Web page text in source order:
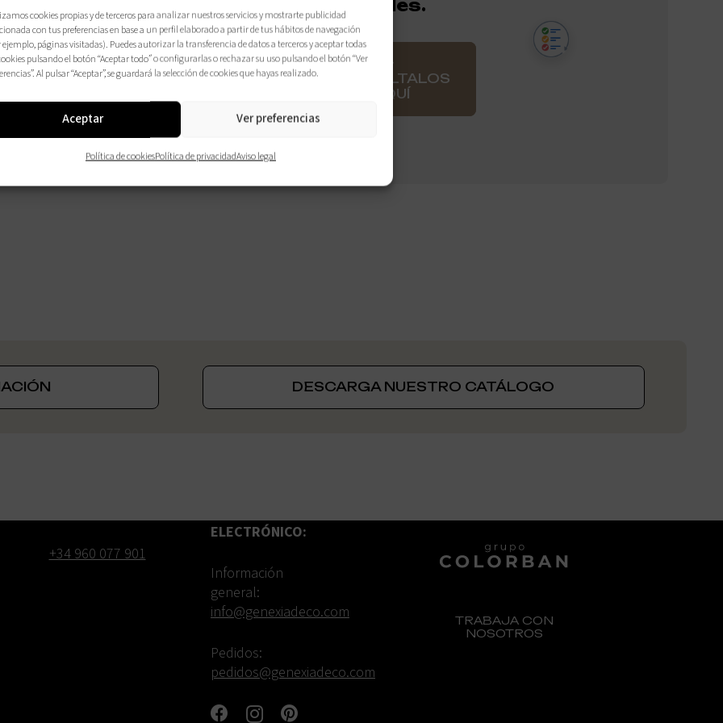
cookies propias y de terceros para analizar nuestros servicios y mostrarte publicidad
con tus preferencias en base a un perfil elaborado a partir de tus hábitos de navegación
ejemplo, páginas visitadas). Puedes autorizar la transferencia de datos a terceros y aceptar todas
pulsando el botón “Aceptar todo” o configurarlas o rechazar su uso pulsando el botón “Ver
Al pulsar “Aceptar”, se guardará la selección de cookies que hayas realizado.
Aceptar Ver preferencias
Política de cookiesPolítica de privacidadAviso legal
opcionales.
CONSÚLTALOS
AQUÍ
DESCARGA NUESTRO CATÁLOGO
+34 960 077 901
ELECTRÓNICO:
Información
general:
info@genexiadeco.com
Pedidos:
pedidos@genexiadeco.com
TRABAJA CON
NOSOTROS